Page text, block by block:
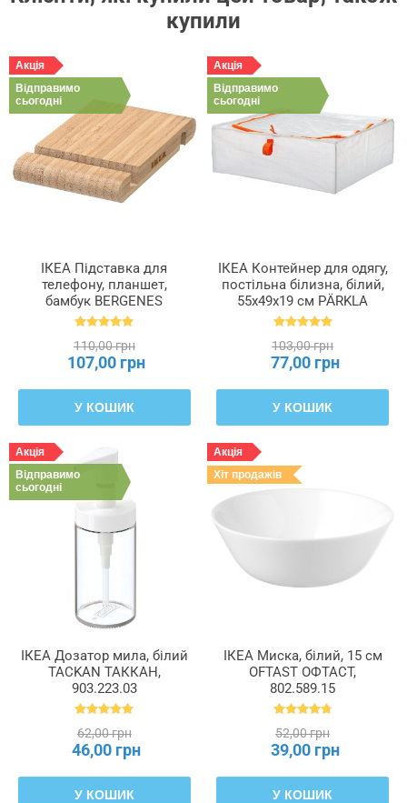
купили
Акція
Відправимо
сьогодні
ІКЕА Підставка для
телефону, планшет,
бамбук BERGENES
БЕРГЕНЕС, 104.579.99
110,00 грн
107,00 грн
У КОШИК
Акція
Відправимо
сьогодні
ІКЕА Контейнер для одягу,
постільна білизна, білий,
55x49x19 см PÄRKLA
ПЕРКЛА, 503.953.82
103,00 грн
77,00 грн
У КОШИК
Акція
Відправимо
сьогодні
ІКЕА Дозатор мила, білий
TACKAN ТАККАН,
903.223.03
62,00 грн
46,00 грн
У КОШИК
Акція
Хіт продажів
ІКЕА Миска, білий, 15 см
OFTAST ОФТАСТ,
802.589.15
52,00 грн
39,00 грн
У КОШИК